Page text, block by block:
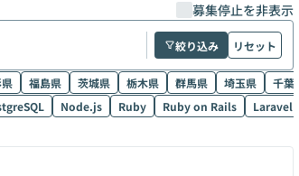
募集停止を非表示
絞り込み リセット
福島県 茨城県 栃木県 群馬県 埼玉県 千葉県
Node.js Ruby Ruby on Rails Laravel